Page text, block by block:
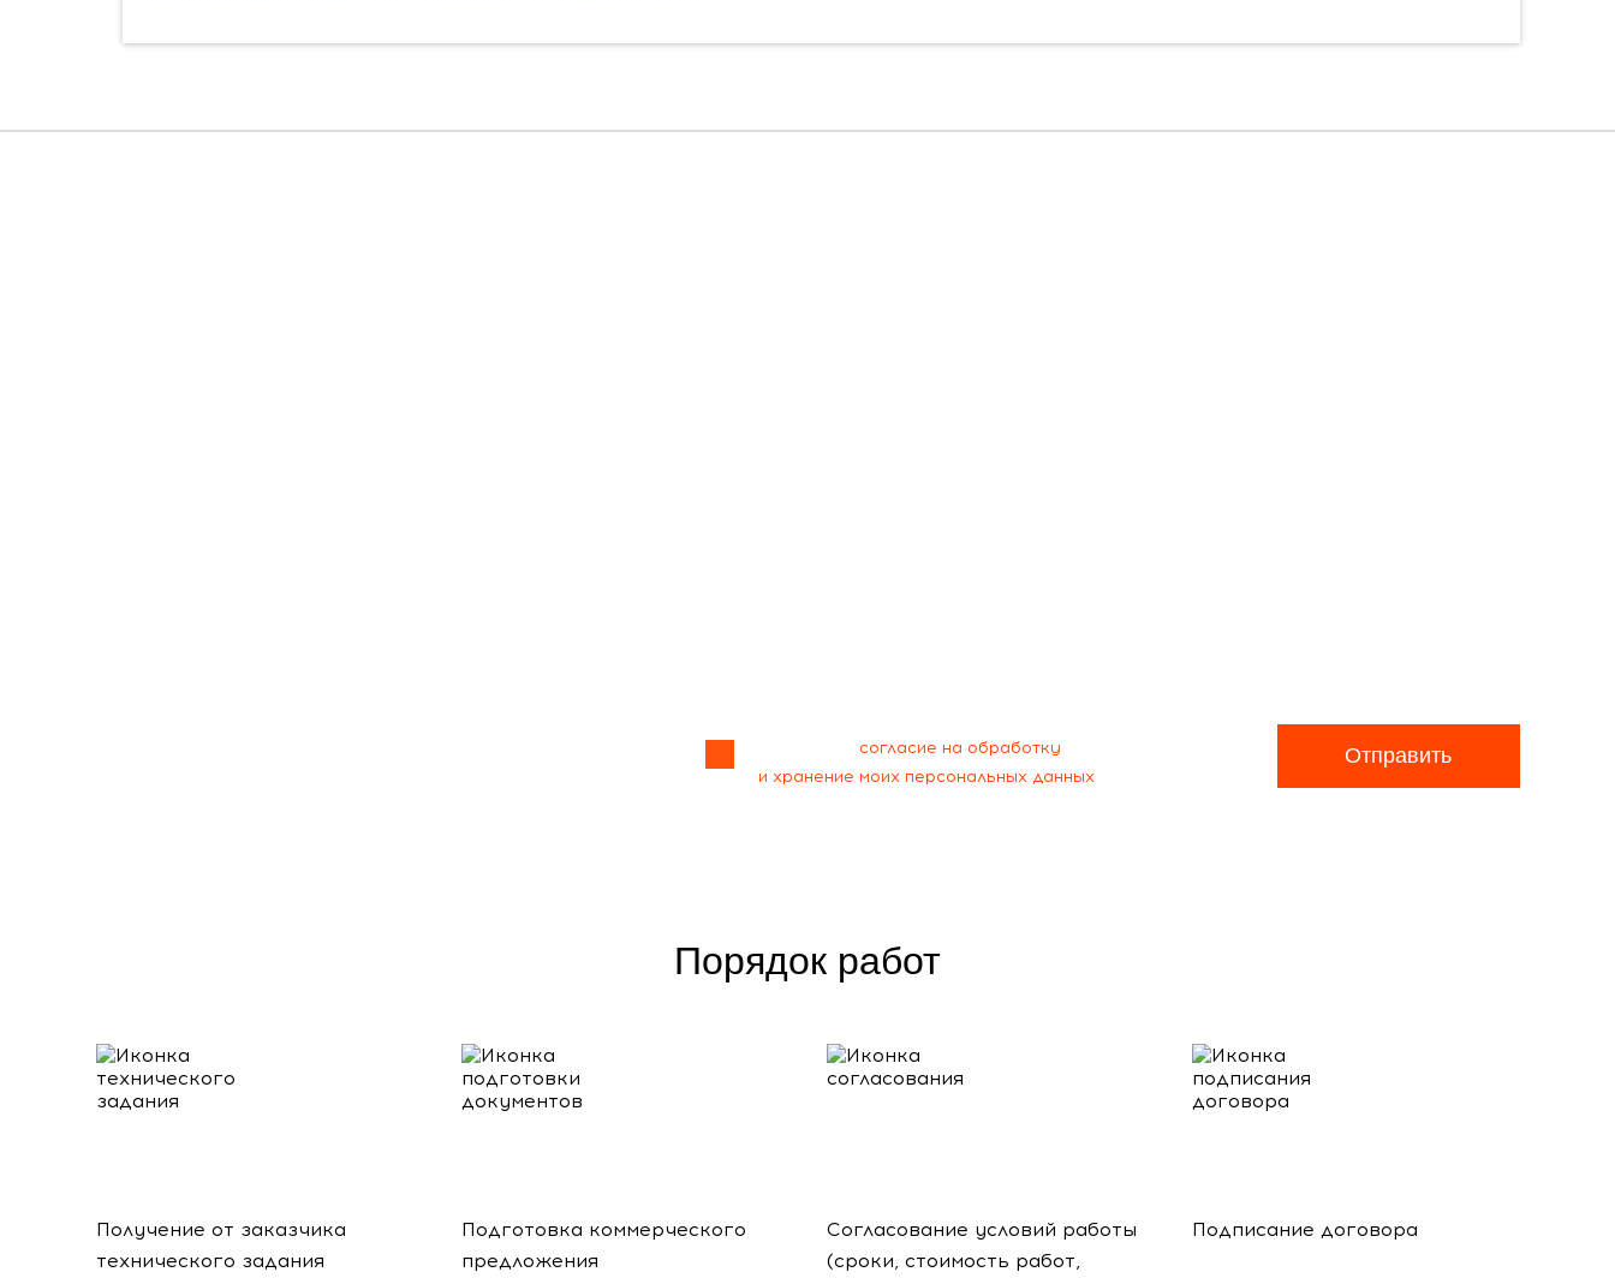
согласие на обработку
и хранение моих персональных данных
Отправить
Порядок работ
Получение от заказчика
технического задания
Подготовка коммерческого
предложения
Согласование условий работы
(сроки, стоимость работ,
Подписание договора